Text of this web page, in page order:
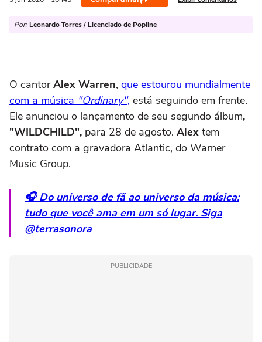
Por: Leonardo Torres / Licenciado de Popline
O cantorAlex Warren, que estourou mundialmente
com a música "Ordinary", está seguindo em frente.
Ele anunciou o lançamento de seu segundo álbum,
"WILDCHILD", para 28 de agosto. Alex tem
contrato com a gravadora Atlantic, do Warner
Music Group.
🎧 Do universo de fã ao universo da música:
tudo que você ama em um só lugar. Siga
@terrasonora
PUBLICIDADE